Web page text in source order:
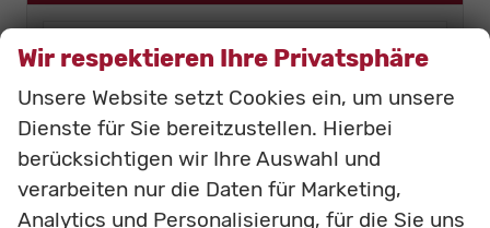
Ducato
Ducato Kastenwagen
Ducato Kastenwagen Lkw
Wir respektieren Ihre Privatsphäre
Unsere Website setzt Cookies ein, um unsere
Dienste für Sie bereitzustellen. Hierbei
berücksichtigen wir Ihre Auswahl und
verarbeiten nur die Daten für Marketing,
Analytics und Personalisierung, für die Sie uns